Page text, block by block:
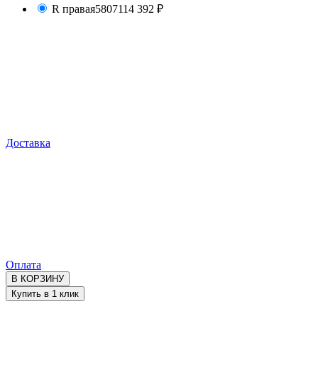
R правая5807114 392 ₽
Доставка
Оплата
В КОРЗИНУ
Купить в 1 клик